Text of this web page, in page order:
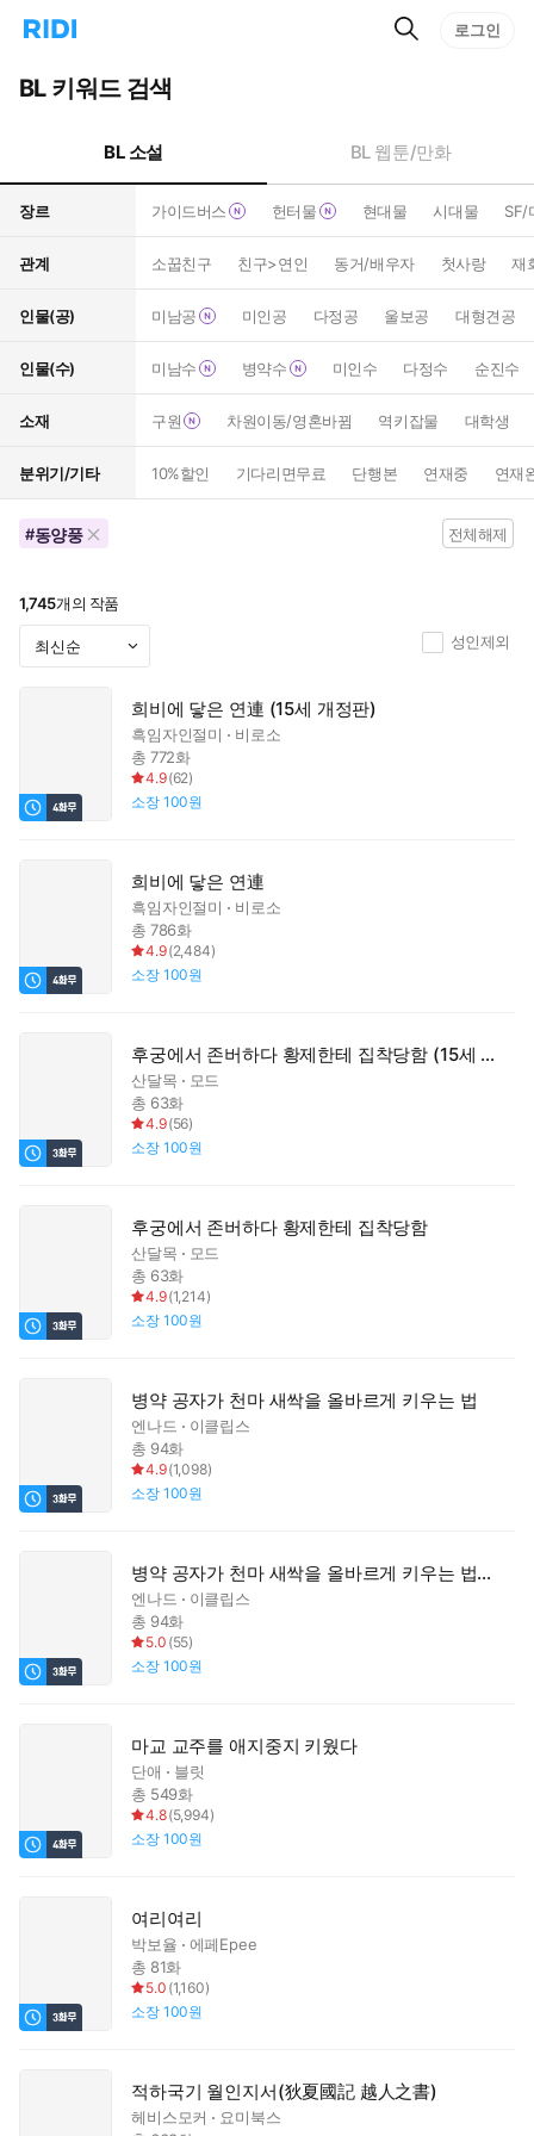
리
으
턴
트
검
로그인
BL 키워드 검색
BL 소설 BL 웹툰/만화
장르 가이드버스 헌터물 현대물 시대물 SF/
관계 소꿉친구 친구>연인 동거/배우자 첫사랑 재
인물(공) 미남공 미인공 다정공 울보공 대형견공
인물(수) 미남수 병약수 미인수 다정수 순진수
소재 구원 차원이동/영혼바뀜 역키잡물 대학생
분위기/기타 10%할인 기다리면무료 단행본 연재중 연재
#동양풍 전체해제
1,745개의 작품
성인제외
희비에 닿은 연連 (15세 개정판)
흑임자인절미
비로소
총 772화
4.9(62)
소장 100원
희비에 닿은 연連
흑임자인절미
비로소
총 786화
4.9(2,484)
소장 100원
후궁에서 존버하다 황제한테 집착당함 (15세 개정판)
산달목
모드
총 63화
4.9(56)
소장 100원
후궁에서 존버하다 황제한테 집착당함
산달목
모드
총 63화
4.9(1,214)
소장 100원
병약 공자가 천마 새싹을 올바르게 키우는 법
엔나드
이클립스
총 94화
4.9(1,098)
소장 100원
병약 공자가 천마 새싹을 올바르게 키우는 법(15세 개정판)
엔나드
이클립스
총 94화
5.0 (55)
소장 100원
마교 교주를 애지중지 키웠다
단애
블릿
총 549화
4.8(5,994)
소장 100원
여리여리
박보율
에페Epee
총 81화
5.0 (1,160)
소장 100원
적하국기 월인지서(狄夏國記 越人之書)
헤비스모커
요미북스